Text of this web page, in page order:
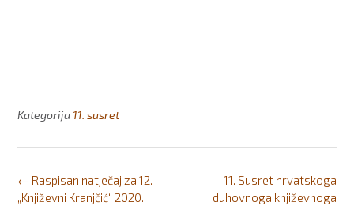
Kategorija 11. susret
Post
navigation
11. Susret hrvatskoga
duhovnoga književnoga
← Raspisan natječaj za 12.
„Književni Kranjčić“ 2020.